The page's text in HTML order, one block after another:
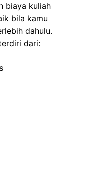
biaya kuliah
bila kamu
dahulu.
dari: